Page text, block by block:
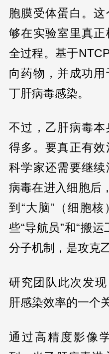
胞膜受体蛋白。
够在实验室里真
全过程。基于
向药物，并成功
丁肝病毒感染。
不过，乙肝病毒
得多。要真正有效
科学家还需要继
病毒在进入细胞后
到“大脑”（细胞
些“导航员”和“搬
分子机制，是攻克
研究团队此次发
肝感染效率的一个
通过高精度影像